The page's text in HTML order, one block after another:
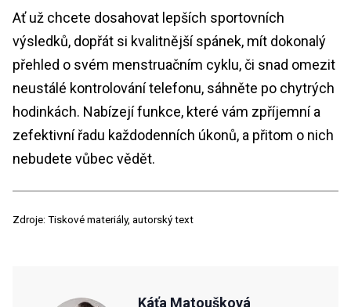
Ať už chcete dosahovat lepších sportovních
výsledků, dopřát si kvalitnější spánek, mít dokonalý
přehled o svém menstruačním cyklu, či snad omezit
neustálé kontrolování telefonu, sáhněte po chytrých
hodinkách. Nabízejí funkce, které vám zpříjemní a
zefektivní řadu každodenních úkonů, a přitom o nich
nebudete vůbec vědět.
Zdroje: Tiskové materiály, autorský text
Káťa Matoušková